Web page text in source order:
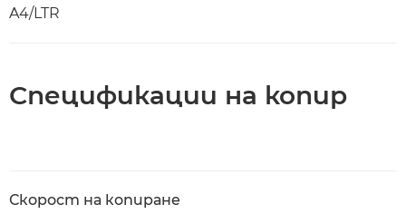
A4/LTR
Спецификации на копир
Скорост на копиране